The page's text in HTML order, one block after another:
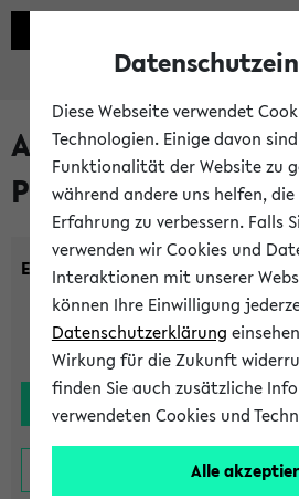
Alle noch
Prüfungen
Einrichtung:
Diese Webseite verwendet
Technologien. Einige davon
Funktionalität der Website zu
während andere uns helfen,
Erfahrung zu verbessern. Falls
verwenden wir Cookies und
Interaktionen mit unserer
können Ihre Einwilligung
Datenschutzerklärung
Wirkung für die Zukunft
finden Sie auch zusätzliche
verwendeten Cookies und
Alle